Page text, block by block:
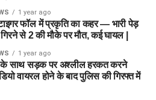
है तो संस्थागत जीवन की जगह उन्हें
और सामाजिक वातावरण मिल
1 year ago
फॉल में प्रकृति का कहर — भारी पेड़
से 2 की मौके पर मौत, कई घायल |
1 year ago
के साथ सड़क पर अश्लील हरकत करने
वायरल होने के बाद पुलिस की गिरफ्त में